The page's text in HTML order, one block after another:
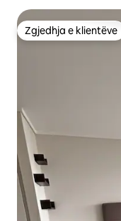
Zgjedhja e klientëve
Zgjedhja e klientëve